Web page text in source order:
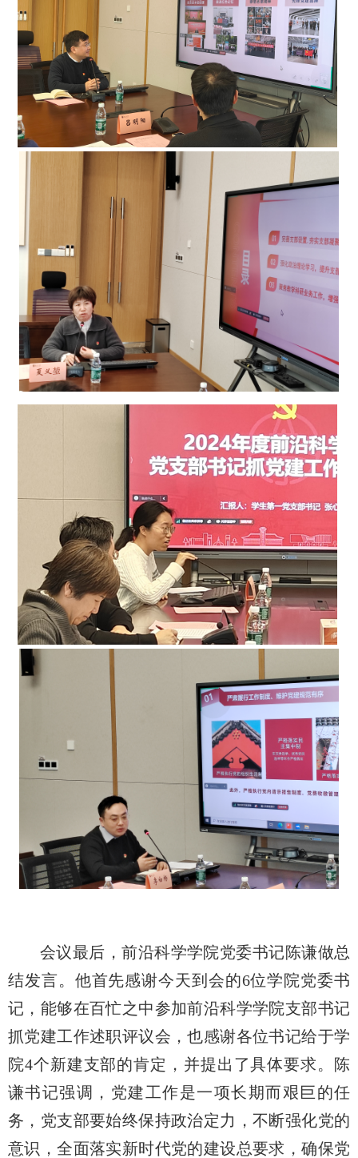
会议最后，前沿科学学院党委书记陈谦做总
结发言。他首先感谢今天到会的6位学院党委书
记，能够在百忙之中参加前沿科学学院支部书记
抓党建工作述职评议会，也感谢各位书记给于学
院4个新建支部的肯定，并提出了具体要求。陈
谦书记强调，党建工作是一项长期而艰巨的任
务，党支部要始终保持政治定力，不断强化党的
意识，全面落实新时代党的建设总要求，确保党